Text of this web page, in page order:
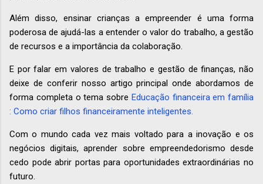
Além disso, ensinar crianças a empreender é uma forma
poderosa de ajudá-las a entender o valor do trabalho, a gestão
de recursos e a importância da colaboração.
E por falar em valores de trabalho e gestão de finanças, não
deixe de conferir nosso artigo principal onde abordamos de
forma completa o tema sobre Educação financeira em família
: Como criar filhos financeiramente inteligentes.
Com o mundo cada vez mais voltado para a inovação e os
negócios digitais, aprender sobre empreendedorismo desde
cedo pode abrir portas para oportunidades extraordinárias no
futuro.